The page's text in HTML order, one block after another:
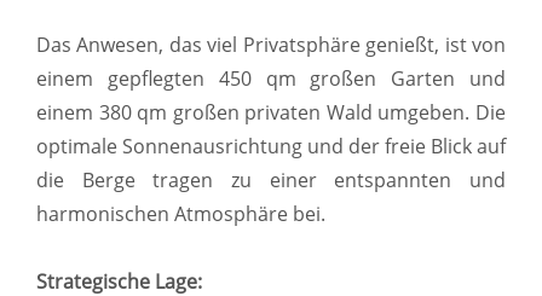
Das Anwesen, das viel Privatsphäre genießt, ist von
einem gepflegten 450 qm großen Garten und
einem 380 qm großen privaten Wald umgeben. Die
optimale Sonnenausrichtung und der freie Blick auf
die Berge tragen zu einer entspannten und
harmonischen Atmosphäre bei.
Strategische Lage: